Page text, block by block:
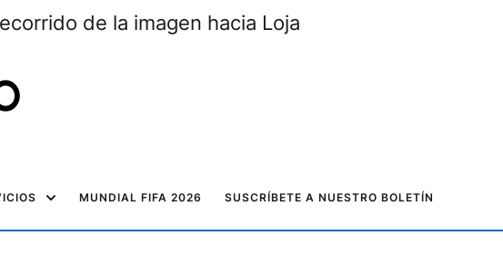
de la imagen hacia Loja
MUNDIAL FIFA 2026 SUSCRÍBETE A NUESTRO BOLETÍN